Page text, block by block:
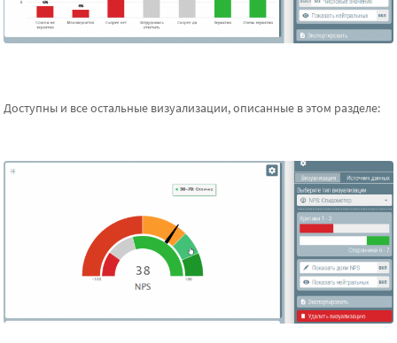
Доступны и все остальные визуализации, описанные в этом разделе: